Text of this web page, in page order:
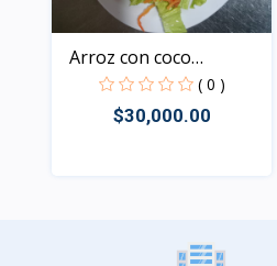
Arroz con coco
langosti...
( 0 )
$30,000.00